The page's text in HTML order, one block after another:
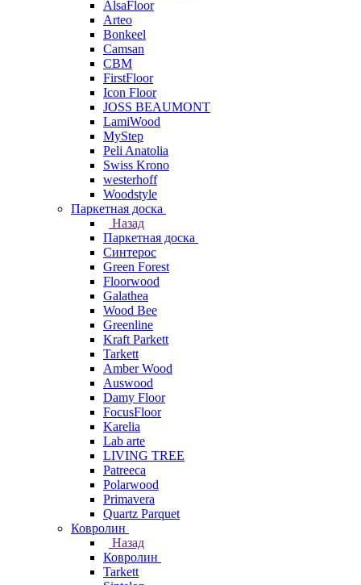
AlsaFloor
Arteo
Bonkeel
Camsan
CBM
FirstFloor
Icon Floor
JOSS BEAUMONT
LamiWood
MyStep
Peli Anatolia
Swiss Krono
westerhoff
Woodstyle
Паркетная доска
Назад
Паркетная доска
Синтерос
Green Forest
Floorwood
Galathea
Wood Bee
Greenline
Kraft Parkett
Tarkett
Amber Wood
Auswood
Damy Floor
FocusFloor
Karelia
Lab arte
LIVING TREE
Patreeca
Polarwood
Primavera
Quartz Parquet
Ковролин
Назад
Ковролин
Tarkett